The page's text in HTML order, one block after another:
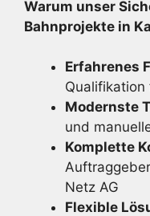
Warum unser
Bahnprojekte in
Erfahrenes
Qualifikation
Modernste
und
Komplette
Netz AG
Flexible